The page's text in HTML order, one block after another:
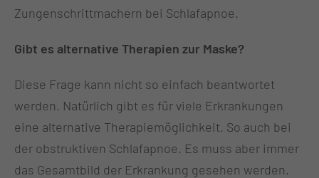
Zungenschrittmachern bei Schlafapnoe.
Gibt es alternative Therapien zur Maske?
Diese Frage kann nicht so einfach beantwortet
werden. Natürlich gibt es für viele Erkrankungen
eine alternative Therapiemöglichkeit. So auch bei
der obstruktiven Schlafapnoe. Es muss aber immer
das Gesamtbild der Erkrankung gesehen werden.